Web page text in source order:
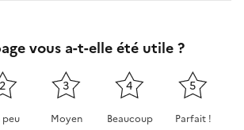
vous a-t-elle été utile ?
2
peu
3
Moyen
4
Beaucoup
5
Parfait !